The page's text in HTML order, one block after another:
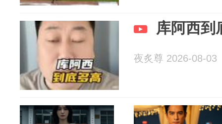
库阿西到
夜炙尊 2026-08-03